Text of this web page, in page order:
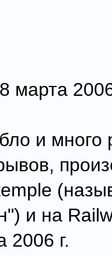
марта
и много
и на
2006 г.